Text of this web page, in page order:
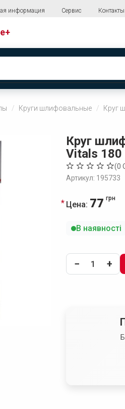
информация Сервис Контакты
Круги шлифовальные
Круг
Круг
Vitals
(0
Артикул: 195733
Цена: 77 грн
В наявності
− +